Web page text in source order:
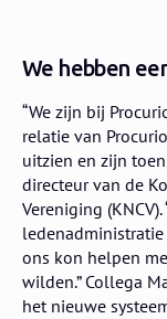
We hebben
“We zijn bij
relatie van
uitzien en zijn
directeur van de
Vereniging
ons kon helpen
wilden.” Collega
het nieuwe